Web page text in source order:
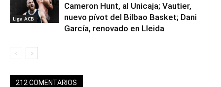
Liga ACB
Cameron Hunt, al Unicaja; Vautier,
nuevo pívot del Bilbao Basket; Dani
García, renovado en Lleida
212 COMENTARIOS